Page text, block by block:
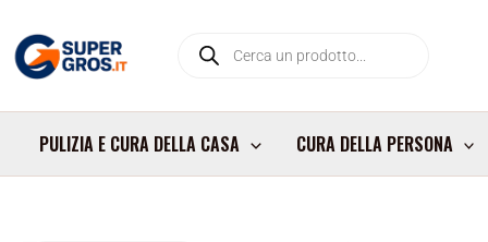
contenuto
search
PULIZIA E CURA DELLA CASA CURA DELLA PERSONA